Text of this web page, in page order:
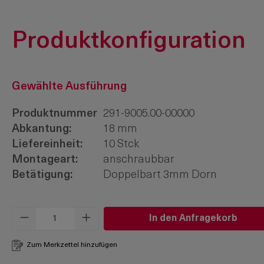
Produktkonfiguration
Gewählte Ausführung
Produktnummer 291-9005.00-00000
Abkantung:
18 mm
Liefereinheit:
10 Stck
Montageart:
anschraubbar
Betätigung:
Doppelbart 3mm Dorn
Produkt Anzahl: Gib denIn den Anfragekorb
Zum Merkzettel hinzufügen